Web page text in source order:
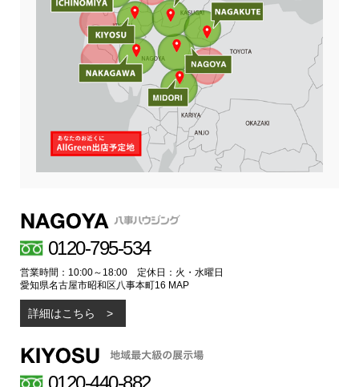
0120-795-534
営業時間：10:00～18:00 定休日：火・水曜日
愛知県名古屋市昭和区八事本町16 MAP
詳細はこちら
0120-440-882